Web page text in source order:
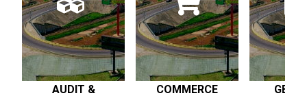
AUDIT &
COMMERCE